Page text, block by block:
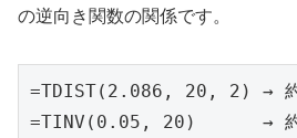
の逆向き関数の関係です。
=TDIST(2.086, 20, 2) →
=TINV(0.05, 20)      →